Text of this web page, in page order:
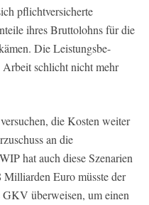
pflichtversicherte
ihres Brut­tolohns für die
Die Leistungsbe­
schlicht nicht mehr
die Kosten weiter
an die
hat auch diese Szenarien
Euro müsste der
GKV überweisen, um einen